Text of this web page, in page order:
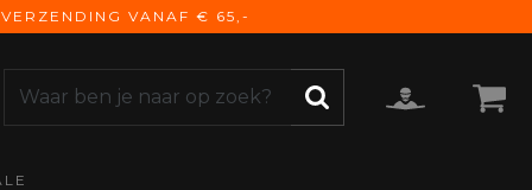
VANAF € 65,-